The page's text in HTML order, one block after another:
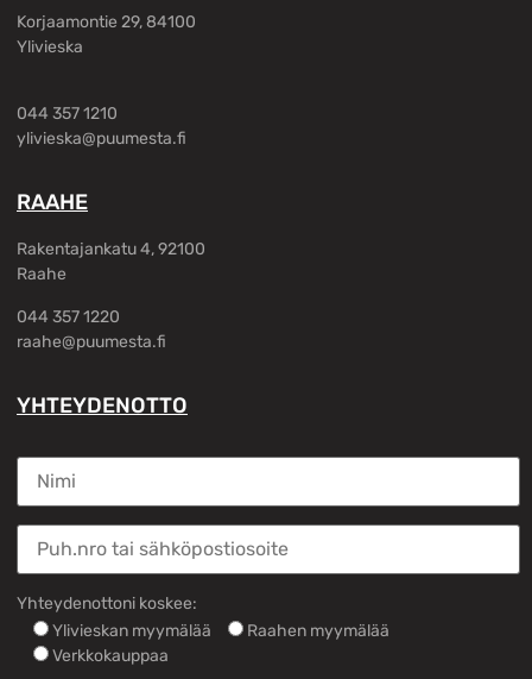
Korjaamontie 29, 84100
Ylivieska
044 357 1210
ylivieska@puumesta.fi
RAAHE
Rakentajankatu 4, 92100
Raahe
044 357 1220
raahe@puumesta.fi
YHTEYDENOTTO
Yhteydenottoni koskee:
Ylivieskan myymälää
Raahen myymälää
Verkkokauppaa